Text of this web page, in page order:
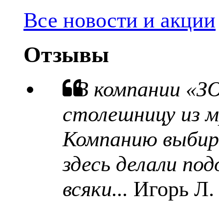
Все новости и акции
Отзывы
В компании
столешницу из
Компанию
здесь делали
всяки... Игорь Л.